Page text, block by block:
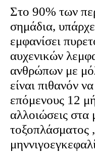
Στο 90% των
σημάδια,
εμφανίσει
αυχενικών
ανθρώπων με
είναι πιθανόν
επόμενους 12
αλλοιώσεις στα
τοξοπλάσματος